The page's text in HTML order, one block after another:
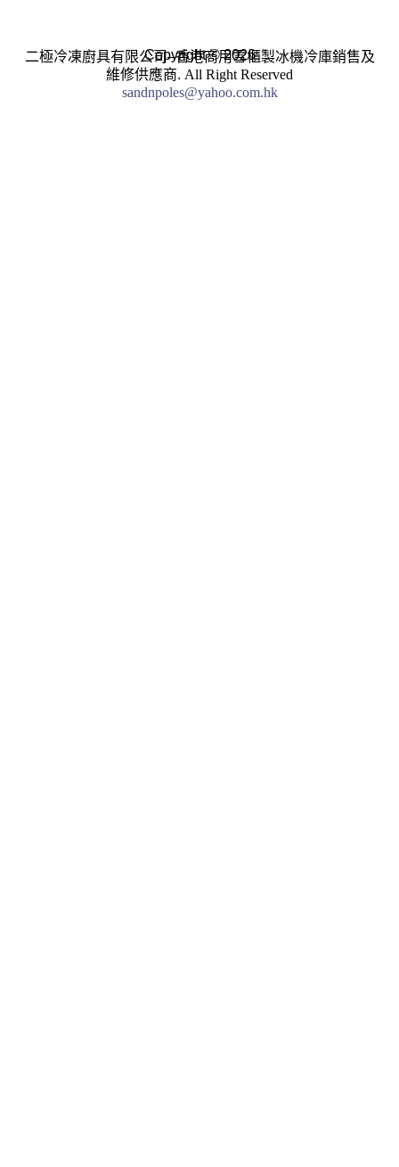
Copyright © 2026
二極冷凍廚具有限公司–香港商用雪櫃製冰機冷庫銷售及
維修供應商. All Right Reserved
sandnpoles@yahoo.com.hk